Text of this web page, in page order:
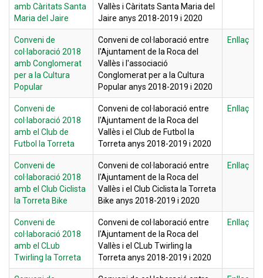
amb Càritats Santa
Maria del Jaire
Vallès i Càritats Santa Maria del
Jaire anys 2018-2019 i 2020
Conveni de
col·laboració 2018
amb Conglomerat
per a la Cultura
Popular
Conveni de col·laboració entre
l'Ajuntament de la Roca del
Vallès i l'associació
Conglomerat per a la Cultura
Popular anys 2018-2019 i 2020
Enllaç
Conveni de
col·laboració 2018
amb el Club de
Futbol la Torreta
Conveni de col·laboració entre
l'Ajuntament de la Roca del
Vallès i el Club de Futbol la
Torreta anys 2018-2019 i 2020
Enllaç
Conveni de
col·laboració 2018
amb el Club Ciclista
la Torreta Bike
Conveni de col·laboració entre
l'Ajuntament de la Roca del
Vallès i el Club Ciclista la Torreta
Bike anys 2018-2019 i 2020
Enllaç
Conveni de
col·laboració 2018
amb el CLub
Twirling la Torreta
Conveni de col·laboració entre
l'Ajuntament de la Roca del
Vallès i el CLub Twirling la
Torreta anys 2018-2019 i 2020
Enllaç